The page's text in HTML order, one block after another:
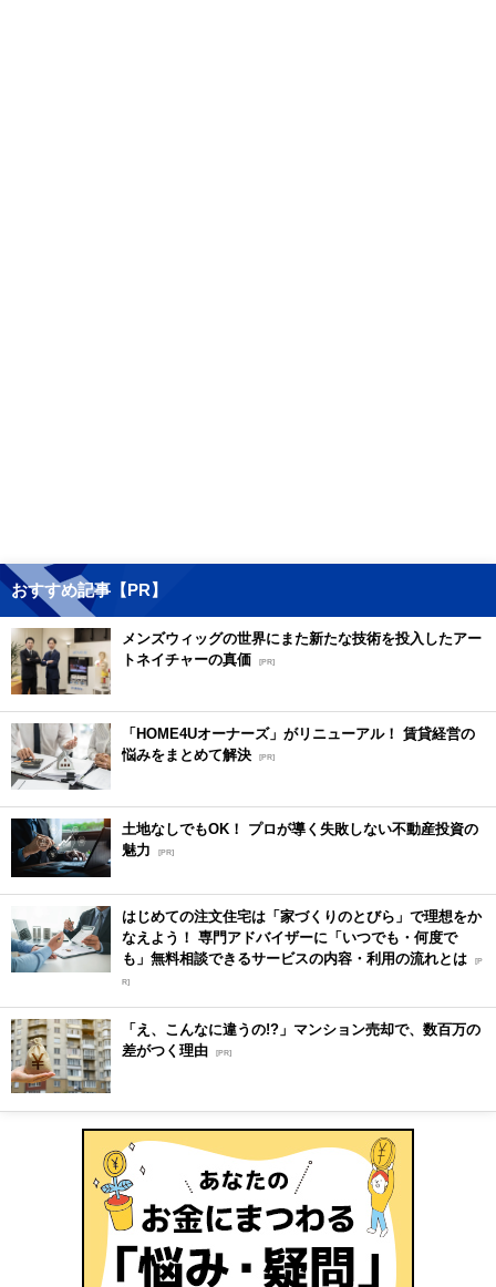
おすすめ記事【PR】
メンズウィッグの世界にまた新たな技術を投入したアー
トネイチャーの真価 [PR]
「HOME4Uオーナーズ」がリニューアル！ 賃貸経営の
悩みをまとめて解決 [PR]
土地なしでもOK！ プロが導く失敗しない不動産投資の
魅力
[PR]
はじめての注文住宅は「家づくりのとびら」で理想をか
なえよう！ 専門アドバイザーに「いつでも・何度で
も」無料相談できるサービスの内容・利用の流れとは [P
R]
「え、こんなに違うの!?」マンション売却で、数百万の
差がつく理由 [PR]